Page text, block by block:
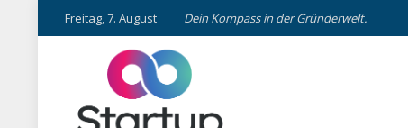
Freitag, 7. August Dein Kompass in der Gründerwelt.